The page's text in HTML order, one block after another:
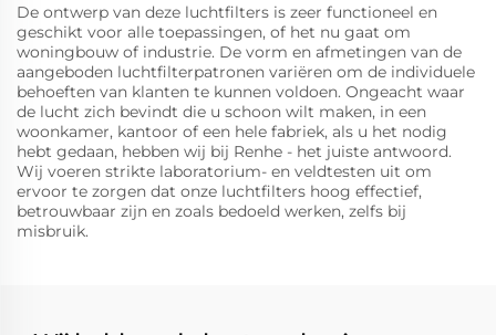
De ontwerp van deze luchtfilters is zeer functioneel en
geschikt voor alle toepassingen, of het nu gaat om
woningbouw of industrie. De vorm en afmetingen van de
aangeboden luchtfilterpatronen variëren om de individuele
behoeften van klanten te kunnen voldoen. Ongeacht waar
de lucht zich bevindt die u schoon wilt maken, in een
woonkamer, kantoor of een hele fabriek, als u het nodig
hebt gedaan, hebben wij bij Renhe - het juiste antwoord.
Wij voeren strikte laboratorium- en veldtesten uit om
ervoor te zorgen dat onze luchtfilters hoog effectief,
betrouwbaar zijn en zoals bedoeld werken, zelfs bij
misbruik.